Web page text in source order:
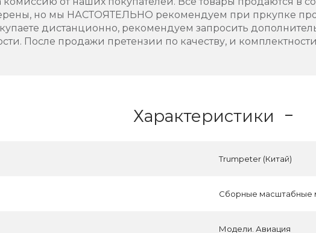
но мы НАСТОЯТЕЛЬНО рекомендуем при пркупке
дистанционно, рекомендуем запросить
После продажи претензии по качеству, и
Характеристики
Trumpeter (Китай)
Сборные масштабные
Модели. Авиация